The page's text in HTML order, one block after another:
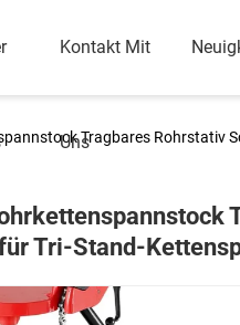
Kontakt Mit
UnsTragbares Rohrstativ
Tri-Stand-